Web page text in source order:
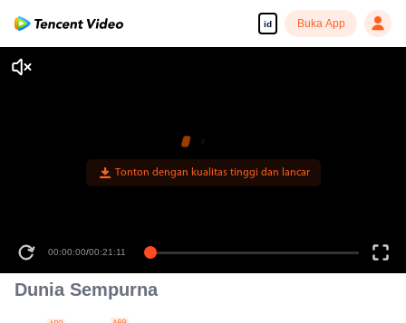
id Buka App
Tonton dengan kualitas tinggi dan lancar
00:00:00/00:21:11
Dunia Sempurna